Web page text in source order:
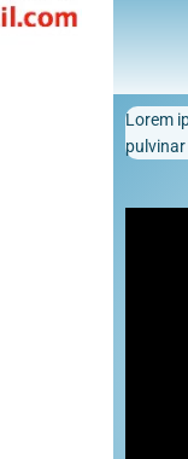
Lorem
pulvinar